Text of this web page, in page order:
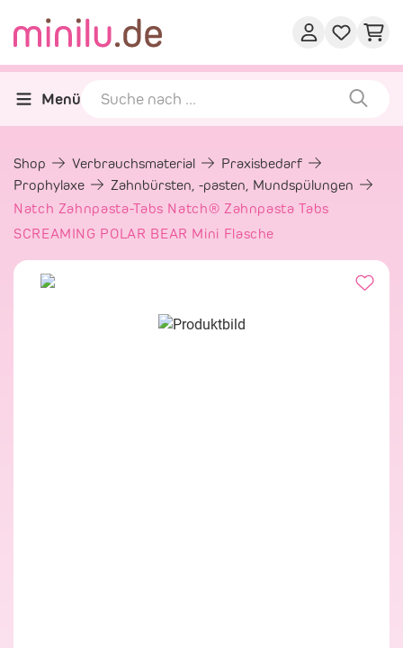
Menü
Shop Verbrauchsmaterial
Praxisbedarf
Prophylaxe
Zahnbürsten, -pasten, Mundspülungen
Natch Zahnpasta-Tabs Natch® Zahnpasta Tabs
SCREAMING POLAR BEAR Mini Flasche